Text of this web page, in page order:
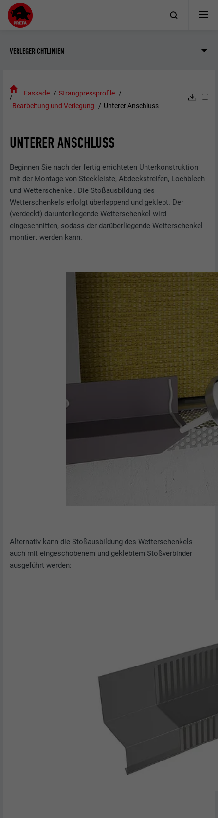
VERLEGERICHTLINIEN
Fassade
Strangpressprofile
Bearbeitung und Verlegung
Unterer Anschluss
UNTERER ANSCHLUSS
Beginnen Sie nach der fertig errichteten Unterkonstruktion
mit der Montage von Steckleiste, Abdeckstreifen, Lochblech
und Wetterschenkel. Die Stoßausbildung des
Wetterschenkels erfolgt überlappend und geklebt. Der
(verdeckt) darunterliegende Wetterschenkel wird
eingeschnitten, sodass der darüberliegende Wetterschenkel
montiert werden kann.
Alternativ kann die Stoßausbildung des Wetterschenkels
auch mit eingeschobenem und geklebtem Stoßverbinder
ausgeführt werden: